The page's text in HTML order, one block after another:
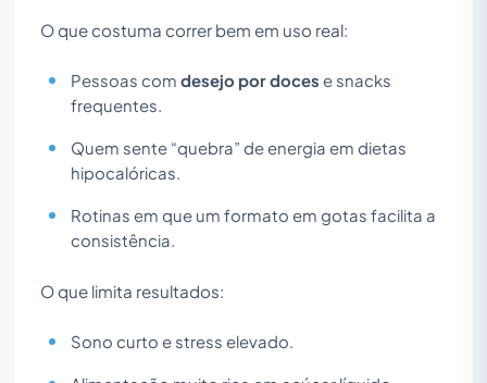
O que costuma correr bem em uso real:
Pessoas com desejo por doces e snacks
frequentes.
Quem sente “quebra” de energia em dietas
hipocalóricas.
Rotinas em que um formato em gotas facilita a
consistência.
O que limita resultados:
Sono curto e stress elevado.